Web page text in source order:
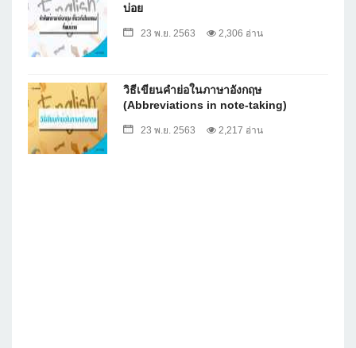
บ่อย
23 พ.ย. 2563 2,306 อ่าน
วิธีเขียนคำย่อในภาษาอังกฤษ
(Abbreviations in note-taking)
23 พ.ย. 2563 2,217 อ่าน